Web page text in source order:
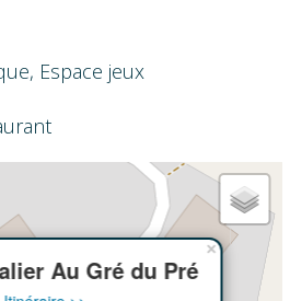
Espace jeux
Au Gré du Pré
×